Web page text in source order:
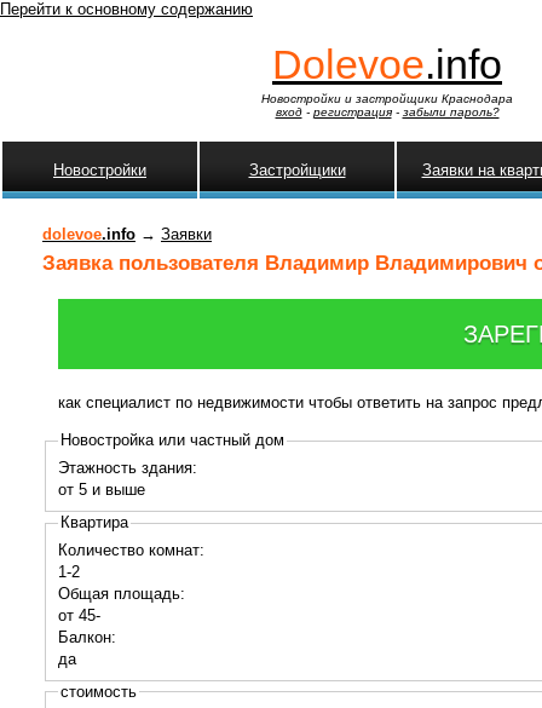
Перейти к основному содержанию
Dolevoe.info
Новостройки и застройщики Краснодара
вход- регистрация- забыли пароль?
Новостройки Застройщики Заявки на
dolevoe.info → Заявки
Заявка пользователя Владимир Владимирович
как специалист по недвижимости чтобы ответить на запрос
Новостройка или частный дом
Этажность здания:
от 5 и выше
Квартира
Количество комнат:
1-2
Общая площадь:
от 45-
Балкон:
да
стоимость